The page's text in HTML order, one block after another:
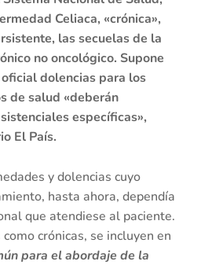
Celiaca, «crónica»,
las secuelas de la
no oncológico. Supone
dolencias para los
de salud «deberán
específicas»,
El País.
y dolencias cuyo
hasta ahora, dependía
que atendiese al paciente.
crónicas, se incluyen en
para el abordaje de la